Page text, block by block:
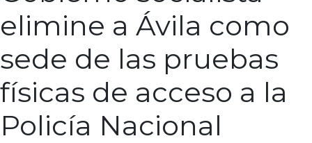
elimine a Ávila como
sede de las pruebas
físicas de acceso a la
Policía Nacional